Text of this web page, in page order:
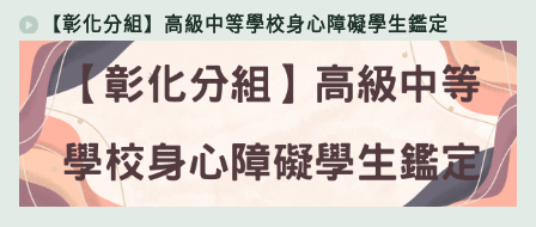
【彰化分組】高級中等學校身心障礙學生鑑定